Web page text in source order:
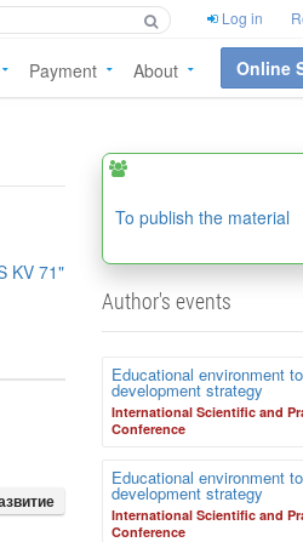
Log in
Payment About Online
KV 71"
To publish the material
Author's events
Educational environment
development strategy
International Scientific and
Conference
Educational environment
development strategy
International Scientific and
Conference